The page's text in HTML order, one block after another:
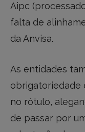
Aipc
falta de
da Anvisa.
As entidades
obrigatoriedade
no rótulo,
de passar por